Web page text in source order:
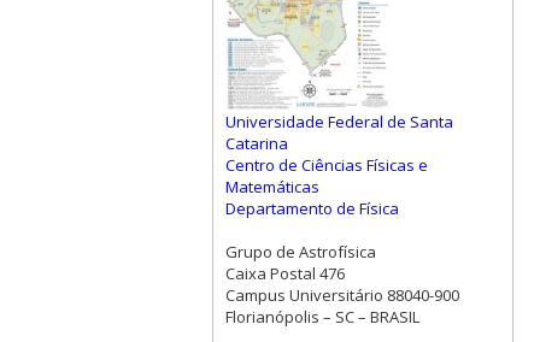
Universidade Federal de Santa
Catarina
Centro de Ciências Físicas e
Matemáticas
Departamento de Física
Grupo de Astrofísica
Caixa Postal 476
Campus Universitário 88040-900
Florianópolis – SC – BRASIL